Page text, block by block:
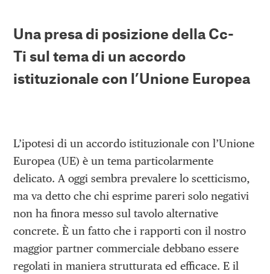
Una presa di posizione della Cc-
Ti sul tema di un accordo
istituzionale con l’Unione Europea
L’ipotesi di un accordo istituzionale con l’Unione
Europea (UE) è un tema particolarmente
delicato. A oggi sembra prevalere lo scetticismo,
ma va detto che chi esprime pareri solo negativi
non ha finora messo sul tavolo alternative
concrete. È un fatto che i rapporti con il nostro
maggior partner commerciale debbano essere
regolati in maniera strutturata ed efficace. E il